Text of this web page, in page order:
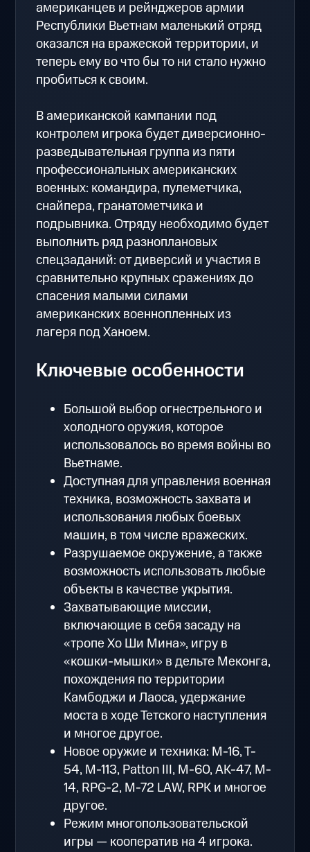
американцев и рейнджеров армии
Республики Вьетнам маленький отряд
оказался на вражеской территории, и
теперь ему во что бы то ни стало нужно
пробиться к своим.
В американской кампании под
контролем игрока будет диверсионно-
разведывательная группа из пяти
профессиональных американских
военных: командира, пулеметчика,
снайпера, гранатометчика и
подрывника. Отряду необходимо будет
выполнить ряд разноплановых
спецзаданий: от диверсий и участия в
сравнительно крупных сражениях до
спасения малыми силами
американских военнопленных из
лагеря под Ханоем.
Ключевые особенности
Большой выбор огнестрельного и
холодного оружия, которое
использовалось во время войны во
Вьетнаме.
Доступная для управления военная
техника, возможность захвата и
использования любых боевых
машин, в том числе вражеских.
Разрушаемое окружение, а также
возможность использовать любые
объекты в качестве укрытия.
Захватывающие миссии,
включающие в себя засаду на
«тропе Хо Ши Мина», игру в
«кошки-мышки» в дельте Меконга,
похождения по территории
Камбоджи и Лаоса, удержание
моста в ходе Тетского наступления
и многое другое.
Новое оружие и техника: M-16, T-
54, M-113, Patton III, M-60, AK-47, M-
14, RPG-2, M-72 LAW, RPK и многое
другое.
Режим многопользовательской
игры — кооператив на 4 игрока.